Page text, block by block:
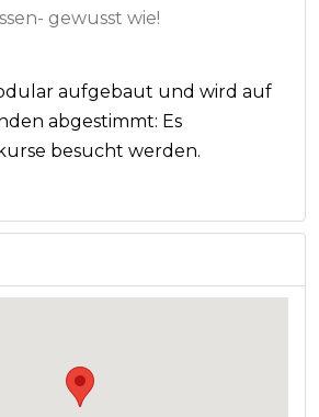
gewusst wie!
aufgebaut und wird auf
abgestimmt: Es
besucht werden.